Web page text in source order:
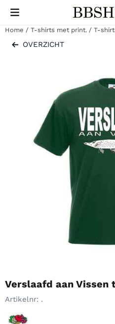
Cookievoorkeuren zijn
Home / T-shirts met print. / T-
OVERZICHT
Verslaafd aan
Artikelnr: .